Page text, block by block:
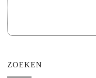
ZOEKEN